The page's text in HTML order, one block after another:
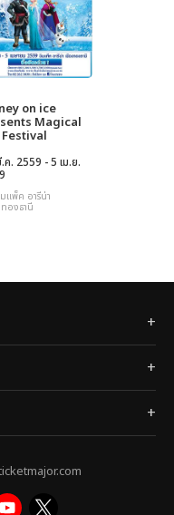
on ice
Magical
ค. 2559 - 5 เม.ย.
แพ็ค อารีน่า
องธานี